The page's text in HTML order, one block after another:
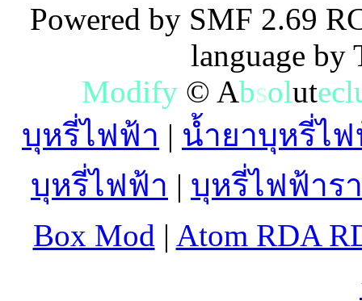
Powered by SMF 2.69
language
Modify © Absolutecl
บุหรี่ไฟฟ้า | น้ำยาบุหรี่ไ
บุหรี่ไฟฟ้า | บุหรี่ไฟฟ้าร
Box Mod | Atom RDA